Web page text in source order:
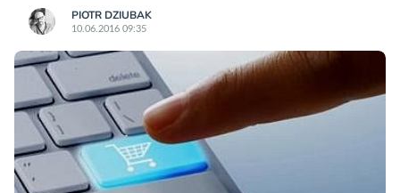
PIOTR DZIUBAK
10.06.2016 09:35